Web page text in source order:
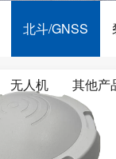
北斗/GNSS
无人机 其他产